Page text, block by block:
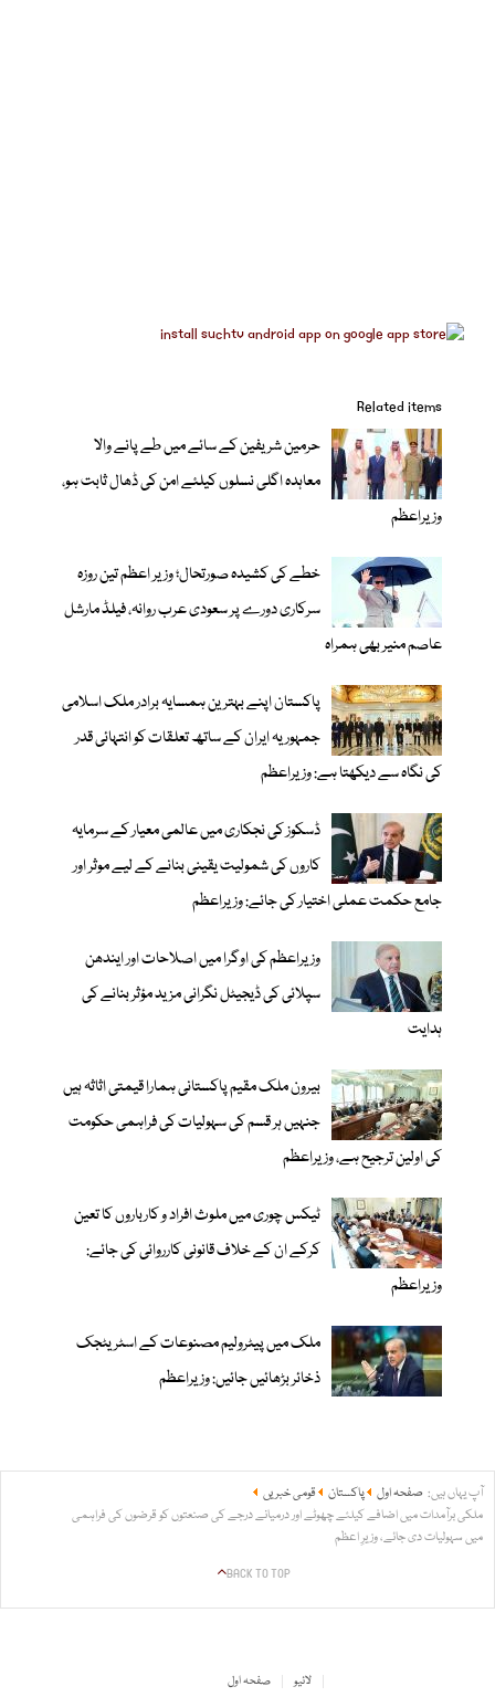
Related items
حرمین شریفین کے سائے میں طے پانے والا
معاہدہ اگلی نسلوں کیلئے امن کی ڈھال ثابت ہو،
وزیراعظم
خطے کی کشیدہ صورتحال؛ وزیر اعظم تین روزہ
سرکاری دورے پر سعودی عرب روانہ، فیلڈ مارشل
عاصم منیر بھی ہمراہ
پاکستان اپنے بہترین ہمسایہ برادر ملک اسلامی
جمہوریہ ایران کے ساتھ تعلقات کو انتہائی قدر
کی نگاہ سے دیکھتا ہے: وزیراعظم
ڈسکوز کی نجکاری میں عالمی معیار کے سرمایہ
کاروں کی شمولیت یقینی بنانے کے لیے موثر اور
جامع حکمت عملی اختیار کی جائے: وزیراعظم
وزیراعظم کی اوگرا میں اصلاحات اور ایندھن
سپلائی کی ڈیجیٹل نگرانی مزید مؤثر بنانے کی
ہدایت
بیرون ملک مقیم پاکستانی ہمارا قیمتی اثاثہ ہیں
جنہیں ہر قسم کی سہولیات کی فراہمی حکومت
کی اولین ترجیح ہے، وزیراعظم
ٹیکس چوری میں ملوث افراد و کارباروں کا تعین
کرکے ان کے خلاف قانونی کارروائی کی جائے:
وزیراعظم
ملک میں پیٹرولیم مصنوعات کے اسٹریٹجک
ذخائر بڑھائیں جائیں: وزیراعظم
آپ یہاں ہیں: صفحہ اول پاکستان
قومی خبریں
ملکی برآمدات میں اضافے کیلئے چھوٹے اور درمیانے درجے کی صنعتوں کو قرضوں کی فراہمی
میں سہولیات دی جائے، وزیرِ اعظم
BACK TO TOP
صفحہ اول لائیو